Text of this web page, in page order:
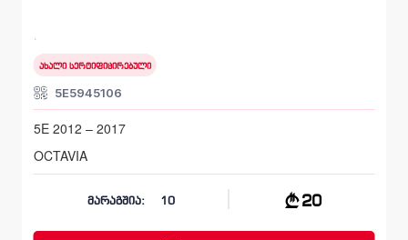
5E 2012 – 2017
ახალი სერტიფიცირებული
5E5945106
5E 2012 – 2017
OCTAVIA
მარაგშია: 10 20